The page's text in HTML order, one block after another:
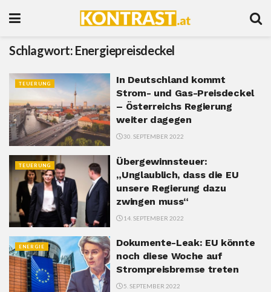
Schlagwort: Energiepreisdeckel
TEUERUNG
In Deutschland kommt
Strom- und Gas-Preisdeckel
– Österreichs Regierung
weiter dagegen
30. SEPTEMBER 2022
TEUERUNG
Übergewinnsteuer:
„Unglaublich, dass die EU
unsere Regierung dazu
zwingen muss“
14. SEPTEMBER 2022
ENERGIE
Dokumente-Leak: EU könnte
noch diese Woche auf
Strompreisbremse treten
5. SEPTEMBER 2022